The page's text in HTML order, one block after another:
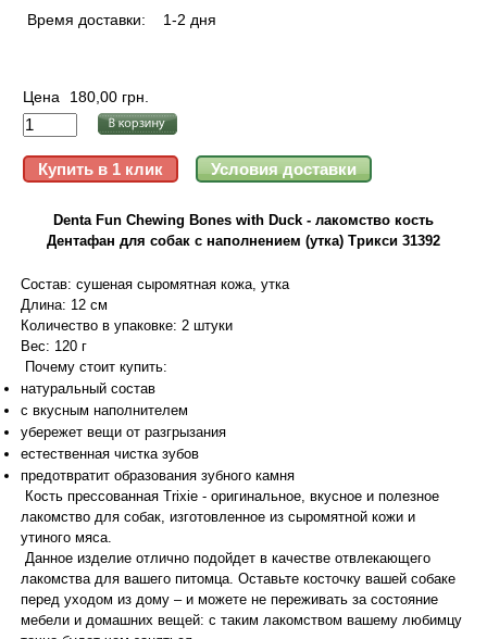
Время доставки:
1-2 дня
Цена 180,00 грн.
Denta Fun Chewing Bones with Duck - лакомство кость
Дентафан для собак с наполнением (утка) Трикси 31392
Состав: сушеная сыромятная кожа, утка
Длина: 12 см
Количество в упаковке: 2 штуки
Вес: 120 г
Почему стоит купить:
натуральный состав
с вкусным наполнителем
убережет вещи от разгрызания
естественная чистка зубов
предотвратит образования зубного камня
Кость прессованная Trixie - оригинальное, вкусное и полезное
лакомство для собак, изготовленное из сыромятной кожи и
утиного мяса.
Данное изделие отлично подойдет в качестве отвлекающего
лакомства для вашего питомца. Оставьте косточку вашей собаке
перед уходом из дому – и можете не переживать за состояние
мебели и домашних вещей: с таким лакомством вашему любимцу